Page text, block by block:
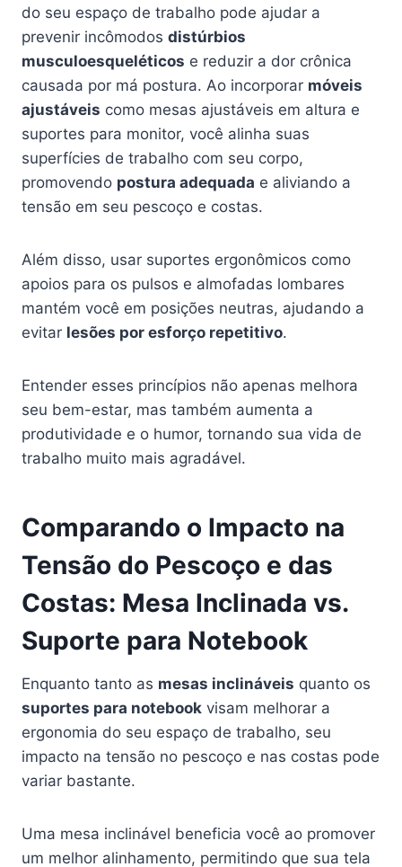
do seu espaço de trabalho pode ajudar a
prevenir incômodos distúrbios
musculoesqueléticos e reduzir a dor crônica
causada por má postura. Ao incorporar móveis
ajustáveis como mesas ajustáveis em altura e
suportes para monitor, você alinha suas
superfícies de trabalho com seu corpo,
promovendo postura adequada e aliviando a
tensão em seu pescoço e costas.
Além disso, usar suportes ergonômicos como
apoios para os pulsos e almofadas lombares
mantém você em posições neutras, ajudando a
evitar lesões por esforço repetitivo.
Entender esses princípios não apenas melhora
seu bem-estar, mas também aumenta a
produtividade e o humor, tornando sua vida de
trabalho muito mais agradável.
Comparando o Impacto na
Tensão do Pescoço e das
Costas: Mesa Inclinada vs.
Suporte para Notebook
Enquanto tanto as mesas inclináveis quanto os
suportes para notebook visam melhorar a
ergonomia do seu espaço de trabalho, seu
impacto na tensão no pescoço e nas costas pode
variar bastante.
Uma mesa inclinável beneficia você ao promover
um melhor alinhamento, permitindo que sua tela